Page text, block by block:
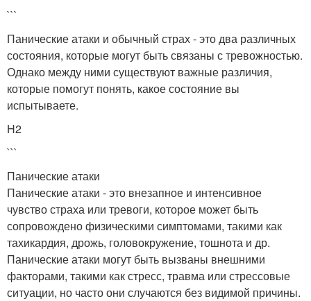
```
Панические атаки и обычный страх - это два различных
состояния, которые могут быть связаны с тревожностью.
Однако между ними существуют важные различия,
которые помогут понять, какое состояние вы
испытываете.
H2
```
Панические атаки
Панические атаки - это внезапное и интенсивное
чувство страха или тревоги, которое может быть
сопровождено физическими симптомами, такими как
тахикардия, дрожь, головокружение, тошнота и др.
Панические атаки могут быть вызваны внешними
факторами, такими как стресс, травма или стрессовые
ситуации, но часто они случаются без видимой причины.